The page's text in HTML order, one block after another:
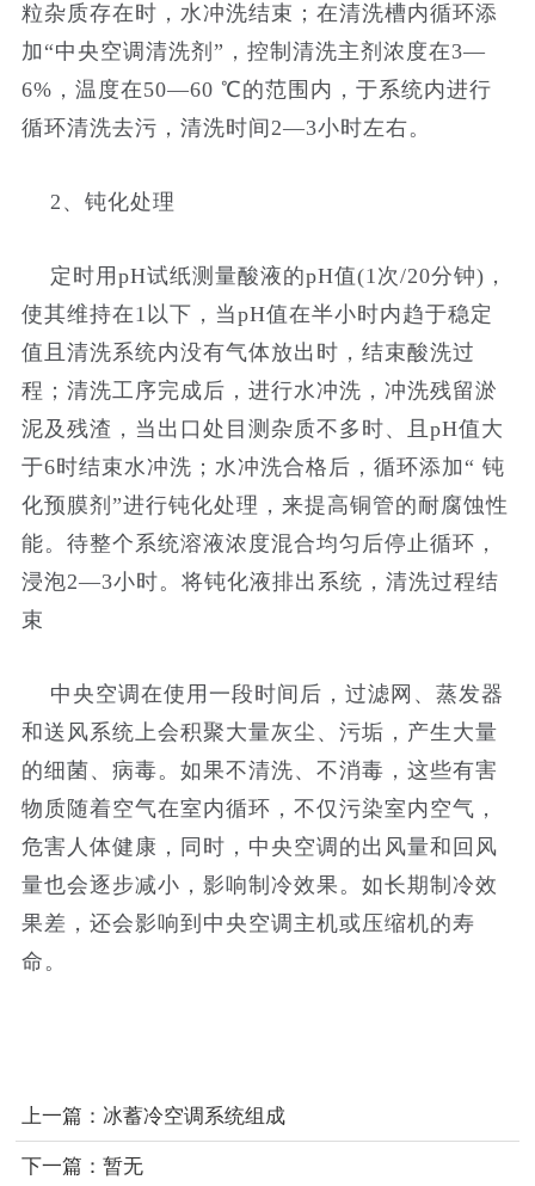
粒杂质存在时，水冲洗结束；在清洗槽内循环添
加“中央空调清洗剂”，控制清洗主剂浓度在3—
6%，温度在50—60 ℃的范围内，于系统内进行
循环清洗去污，清洗时间2—3小时左右。
2、钝化处理
定时用pH试纸测量酸液的pH值(1次/20分钟)，
使其维持在1以下，当pH值在半小时内趋于稳定
值且清洗系统内没有气体放出时，结束酸洗过
程；清洗工序完成后，进行水冲洗，冲洗残留淤
泥及残渣，当出口处目测杂质不多时、且pH值大
于6时结束水冲洗；水冲洗合格后，循环添加“ 钝
化预膜剂”进行钝化处理，来提高铜管的耐腐蚀性
能。待整个系统溶液浓度混合均匀后停止循环，
浸泡2—3小时。将钝化液排出系统，清洗过程结
束
中央空调在使用一段时间后，过滤网、蒸发器
和送风系统上会积聚大量灰尘、污垢，产生大量
的细菌、病毒。如果不清洗、不消毒，这些有害
物质随着空气在室内循环，不仅污染室内空气，
危害人体健康，同时，中央空调的出风量和回风
量也会逐步减小，影响制冷效果。如长期制冷效
果差，还会影响到中央空调主机或压缩机的寿
命。
上一篇：冰蓄冷空调系统组成
下一篇：暂无